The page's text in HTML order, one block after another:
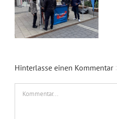
Hinterlasse einen Kommentar